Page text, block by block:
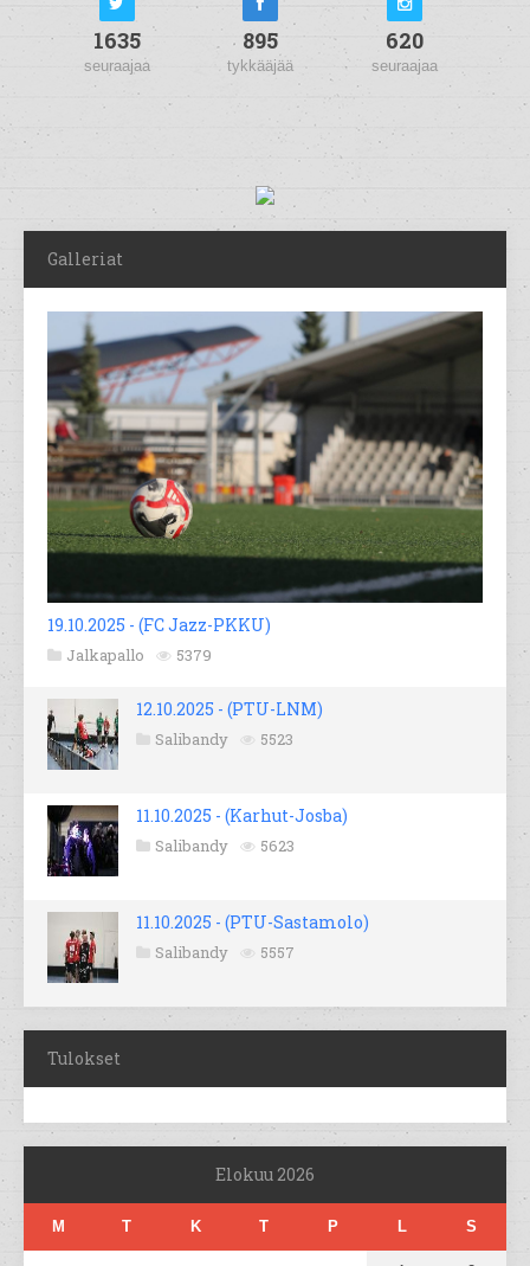
1635
seuraajaa
895
tykkääjää
620
seuraajaa
Galleriat
19.10.2025 - (FC Jazz-PKKU)
Jalkapallo 5379
12.10.2025 - (PTU-LNM)
Salibandy 5523
11.10.2025 - (Karhut-Josba)
Salibandy 5623
11.10.2025 - (PTU-Sastamolo)
Salibandy 5557
Tulokset
Elokuu 2026
M T K T P L S